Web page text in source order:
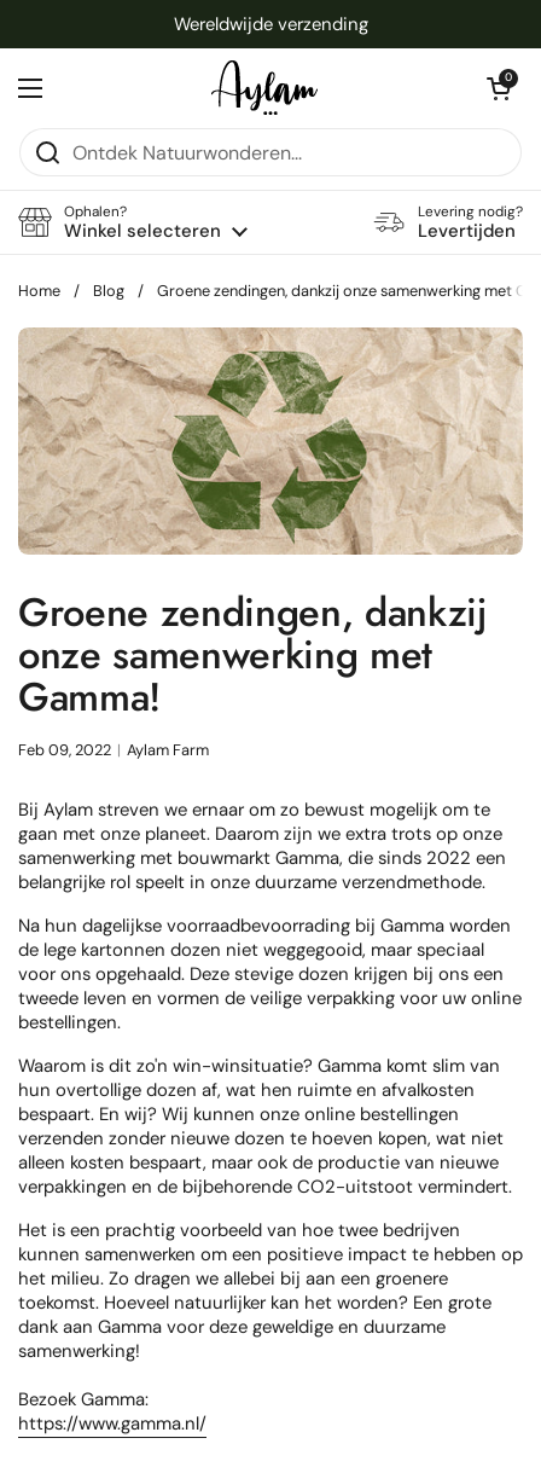
Wereldwijde verzending
Menu openen
Winkelwagentje
0
Ophalen?
Winkel selecteren
Levering nodig?
Levertijden
Home / Blog / Groene zendingen, dankzij onze samenwerking met
Groene zendingen, dankzij
onze samenwerking met
Gamma!
Feb 09, 2022 Aylam Farm
Bij Aylam streven we ernaar om zo bewust mogelijk om te
gaan met onze planeet. Daarom zijn we extra trots op onze
samenwerking met bouwmarkt Gamma, die sinds 2022 een
belangrijke rol speelt in onze duurzame verzendmethode.
Na hun dagelijkse voorraadbevoorrading bij Gamma worden
de lege kartonnen dozen niet weggegooid, maar speciaal
voor ons opgehaald. Deze stevige dozen krijgen bij ons een
tweede leven en vormen de veilige verpakking voor uw online
bestellingen.
Waarom is dit zo'n win-winsituatie? Gamma komt slim van
hun overtollige dozen af, wat hen ruimte en afvalkosten
bespaart. En wij? Wij kunnen onze online bestellingen
verzenden zonder nieuwe dozen te hoeven kopen, wat niet
alleen kosten bespaart, maar ook de productie van nieuwe
verpakkingen en de bijbehorende CO2-uitstoot vermindert.
Het is een prachtig voorbeeld van hoe twee bedrijven
kunnen samenwerken om een positieve impact te hebben op
het milieu. Zo dragen we allebei bij aan een groenere
toekomst. Hoeveel natuurlijker kan het worden? Een grote
dank aan Gamma voor deze geweldige en duurzame
samenwerking!
Bezoek Gamma:
https://www.gamma.nl/